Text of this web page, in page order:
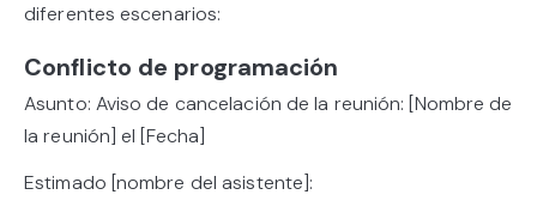
diferentes escenarios:
Conflicto de programación
Asunto: Aviso de cancelación de la reunión: [Nombre de
la reunión] el [Fecha]
Estimado [nombre del asistente]: